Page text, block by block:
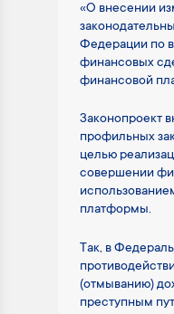
«О внесении
Федерации по
финансовых
финансовой
Законопроект
профильных
целью
совершении
платформы.
Так, в
(отмыванию)
преступным